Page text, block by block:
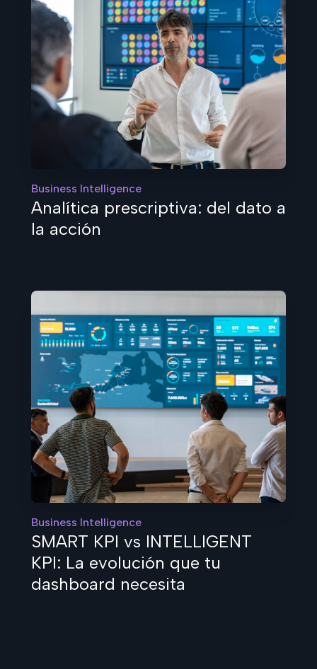
Business Intelligence
Analítica prescriptiva: del dato a
la acción
Business Intelligence
SMART KPI vs INTELLIGENT
KPI: La evolución que tu
dashboard necesita